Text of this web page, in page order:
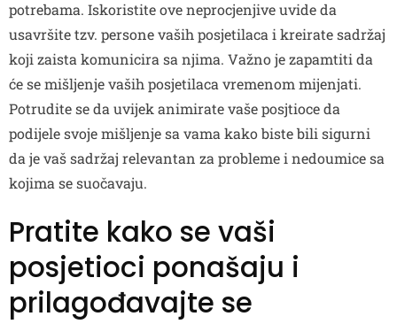
potrebama. Iskoristite ove neprocjenjive uvide da
usavršite tzv. persone vaših posjetilaca i kreirate sadržaj
koji zaista komunicira sa njima. Važno je zapamtiti da
će se mišljenje vaših posjetilaca vremenom mijenjati.
Potrudite se da uvijek animirate vaše posjtioce da
podijele svoje mišljenje sa vama kako biste bili sigurni
da je vaš sadržaj relevantan za probleme i nedoumice sa
kojima se suočavaju.
Pratite kako se vaši
posjetioci ponašaju i
prilagođavajte se